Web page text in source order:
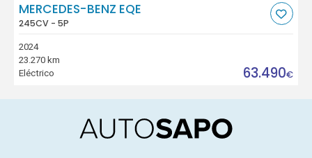
MERCEDES-BENZ EQE
245CV - 5P
2024
23.270 km
Eléctrico
63.490€